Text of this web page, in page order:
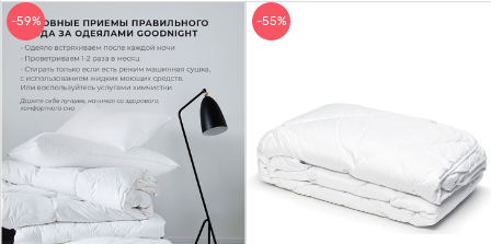
-59% -55%